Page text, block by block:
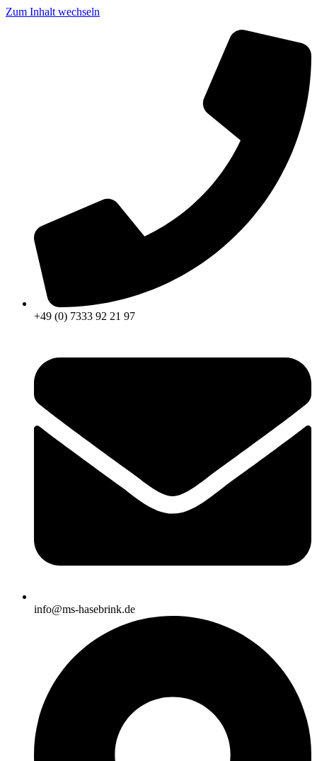
Zum Inhalt wechseln
+49 (0) 7333 92 21 97
info@ms-hasebrink.de